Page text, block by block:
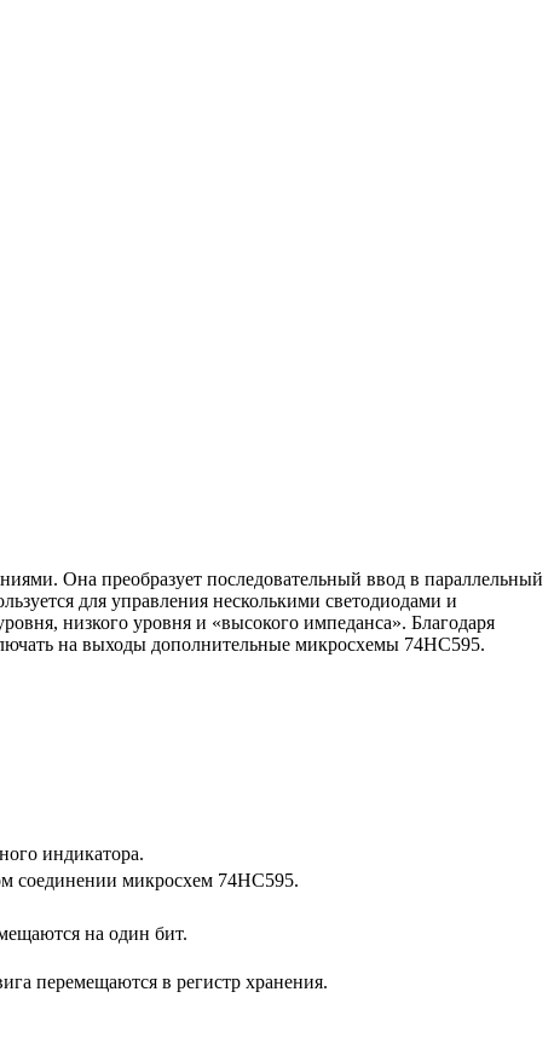
Она преобразует последовательный ввод в параллельный
для управления несколькими светодиодами и
низкого уровня и «высокого импеданса». Благодаря
на выходы дополнительные микросхемы 74HC595.
индикатора.
соединении микросхем 74HC595.
на один бит.
перемещаются в регистр хранения.